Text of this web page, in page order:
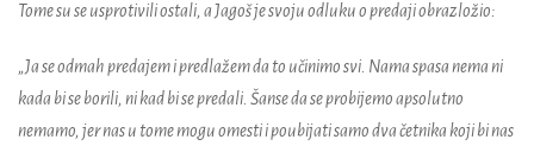
Tome su se usprotivili ostali, a Jagoš je svoju odluku o predaji obrazložio:
„Ja se odmah predajem i predlažem da to učinimo svi. Nama spasa nema ni
kada bi se borili, ni kad bi se predali. Šanse da se probijemo apsolutno
nemamo, jer nas u tome mogu omesti i poubijati samo dva četnika koji bi nas